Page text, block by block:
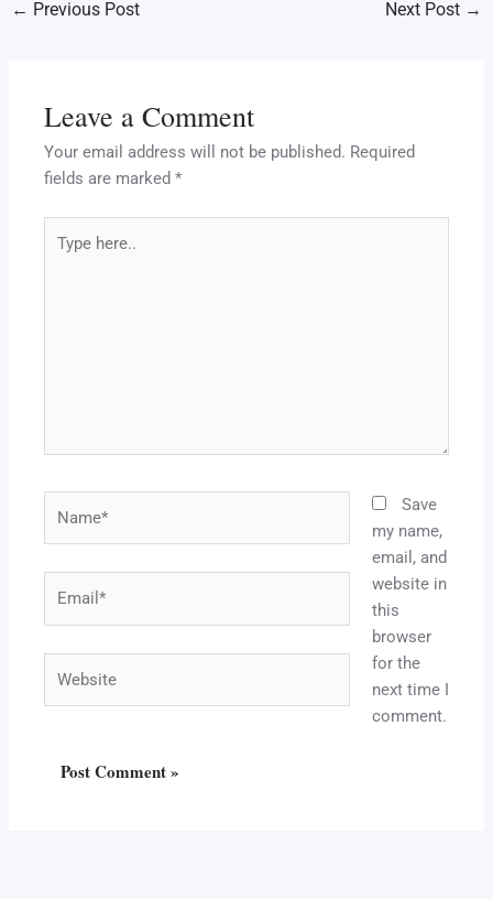
← Previous Post Next Post →
Leave a Comment
Your email address will not be published. Required
fields are marked*
here..
Save
my name,
email, and
website in
this
browser
for the
next time I
comment.